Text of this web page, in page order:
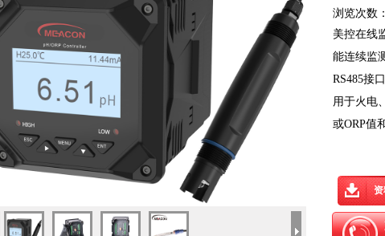
浏览次数
美控在线
能连续监
RS485接
用于火电
或ORP值